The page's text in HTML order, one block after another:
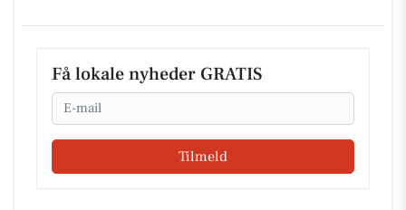
Få lokale nyheder GRATIS
Email
Tilmeld